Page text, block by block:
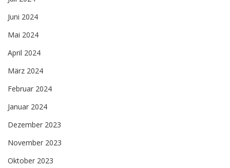
Juni 2024
Mai 2024
April 2024
März 2024
Februar 2024
Januar 2024
Dezember 2023
November 2023
Oktober 2023